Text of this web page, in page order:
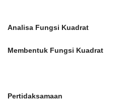
Analisa Fungsi Kuadrat
Membentuk Fungsi Kuadrat
Pertidaksamaan